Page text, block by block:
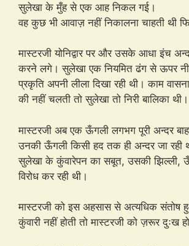
सुलेखा के मुँह से एक आह निकल गई।
वह कुछ भी आवाज़ नहीं निकालना चाहती थी
मास्टरजी योनिद्वार पर और उसके आधा इंच
करने लगे। सुलेखा एक नियमित ढंग से ऊपर
प्रकृति अपनी लीला दिखा रही थी। काम
की नहीं चलती तो सुलेखा तो निरी बालिका थी।
मास्टरजी अब एक ऊँगली लगभग पूरी अन्दर
उनकी ऊँगली किसी हद तक ही अन्दर जा रही
सुलेखा के कुंवारेपन का सबूत, उसकी झिल्ली,
विरोध कर रही थी।
मास्टरजी को इस अहसास से अत्यधिक
कुंवारी नहीं होती तो मास्टरजी को ज़रूर दुःख